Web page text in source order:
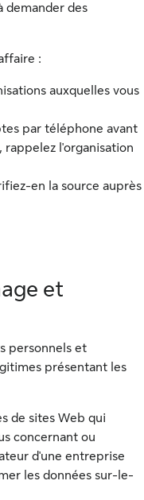
des
:
auxquelles vous
par téléphone avant
l'organisation
en la source auprès
et
personnels et
présentant les
de sites Web qui
concernant ou
d'une entreprise
les données sur-le-